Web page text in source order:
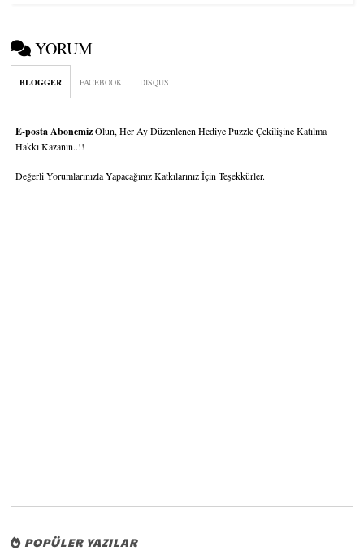
YORUM
BLOGGER FACEBOOK DISQUS
E-posta AbonemizOlun, Her Ay Düzenlenen Hediye Puzzle Çekilişine Katılma
Hakkı Kazanın..!!
Değerli Yorumlarınızla Yapacağınız Katkılarınız İçin Teşekkürler.
POPÜLER YAZILAR